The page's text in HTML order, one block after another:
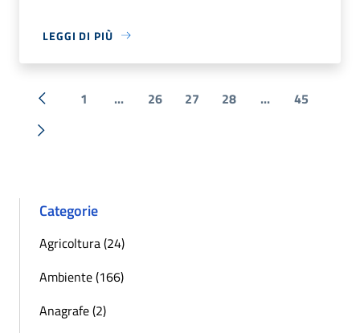
LEGGI DI PIÙ
« Precedente
1 ... 26 27 28 ... 45
Successiva »
Categorie
Agricoltura (24)
Ambiente (166)
Anagrafe (2)